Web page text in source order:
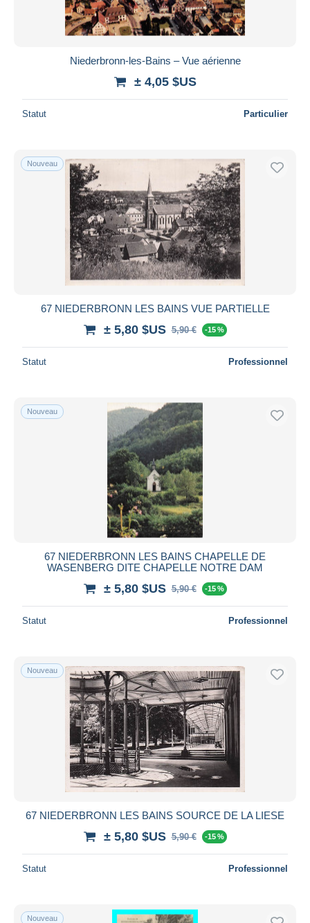
Niederbronn-les-Bains – Vue aérienne
± 4,05 $US
Statut Particulier
Nouveau
67 NIEDERBRONN LES BAINS VUE PARTIELLE
± 5,80 $US 5,90 € -15 %
Statut Professionnel
Nouveau
67 NIEDERBRONN LES BAINS CHAPELLE DE
WASENBERG DITE CHAPELLE NOTRE DAM
± 5,80 $US 5,90 € -15 %
Statut Professionnel
Nouveau
67 NIEDERBRONN LES BAINS SOURCE DE LA LIESE
± 5,80 $US 5,90 € -15 %
Statut Professionnel
Nouveau